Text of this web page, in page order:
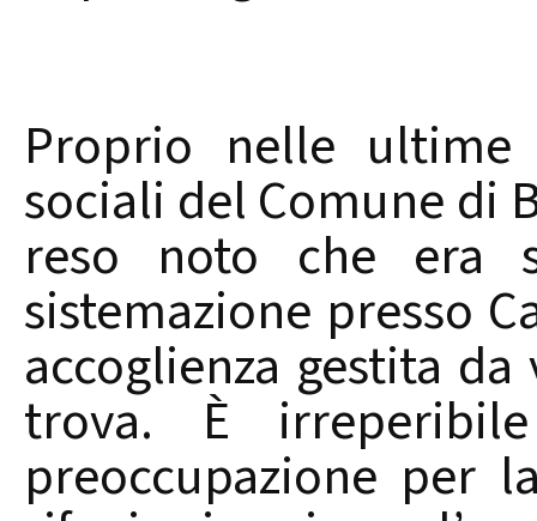
Proprio nelle ultime
sociali del Comune di
reso noto che era
sistemazione presso
accoglienza gestita
trova. È
preoccupazione per